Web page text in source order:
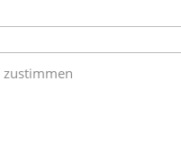
zustimmen